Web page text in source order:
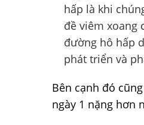
hấp là khi
đề viêm xoang
đường hô hấp
phát triển và
Bên cạnh đó
ngày 1 nặng hơn